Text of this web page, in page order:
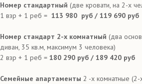
Номер стандартный (две кровати, на 2-х
1 взр + 1 реб = 113 980 руб / 119 690 руб
Номер стандарт 2-х комнатный (два
диван, 35 кв.м, максимум 3 человека)
2 взр + 1 реб = 180 290 руб / 189 420 руб
Семейные апартаменты 2 -х комнатные (2-